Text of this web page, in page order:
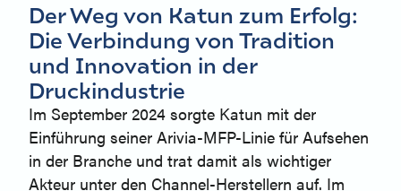
Der Weg von Katun zum Erfolg:
Die Verbindung von Tradition
und Innovation in der
Druckindustrie
Im September 2024 sorgte Katun mit der
Einführung seiner Arivia-MFP-Linie für Aufsehen
in der Branche und trat damit als wichtiger
Akteur unter den Channel-Herstellern auf. Im